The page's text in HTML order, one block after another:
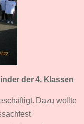
der 4. Klassen
Dazu wollte